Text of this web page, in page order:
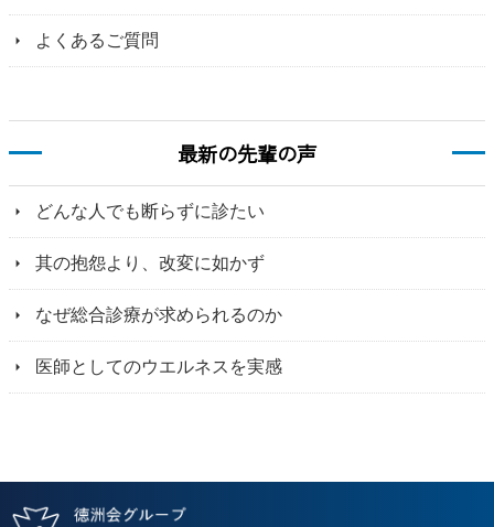
よくあるご質問
最新の先輩の声
どんな人でも断らずに診たい
其の抱怨より、改変に如かず
なぜ総合診療が求められるのか
医師としてのウエルネスを実感